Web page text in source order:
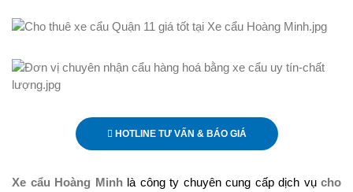
HOTLINE TƯ VẤN & BÁO GIÁ
Xe cẩu Hoàng Minhlà công ty chuyên cung cấp dịch vụ cho